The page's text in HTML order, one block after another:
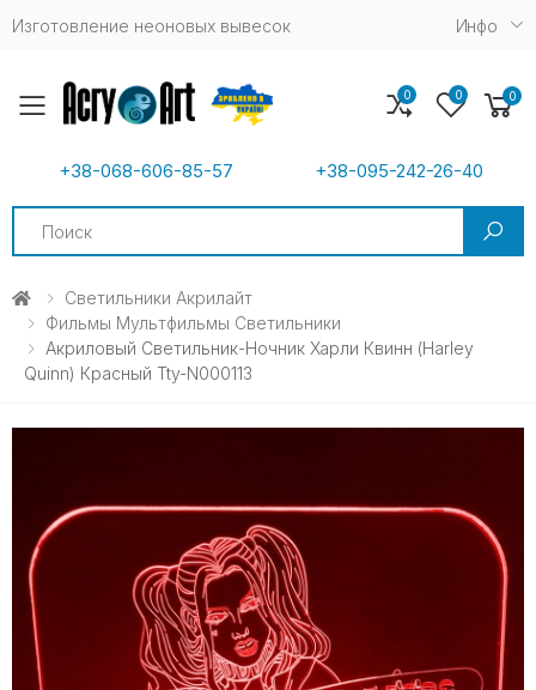
Изготовление неоновых вывесок Инфо
Toggle mobile menu
+38-068-606-85-57 +38-095-242-26-40
0 0 0
Светильники Акрилайт
Фильмы Мультфильмы Светильники
Акриловый Светильник-Ночник Харли Квинн (Harley
Quinn) Красный Tty-N000113